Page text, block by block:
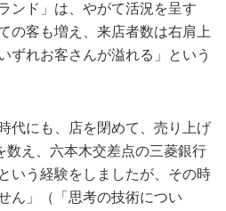
ンド」は、やがて活況を呈す
の客も増え、来店者数は右肩上
ずれお客さんが溢れる」という
代にも、店を閉めて、売り上げ
数え、六本木交差点の三菱銀行
いう経験をしましたが、その時
ん」（「思考の技術につい